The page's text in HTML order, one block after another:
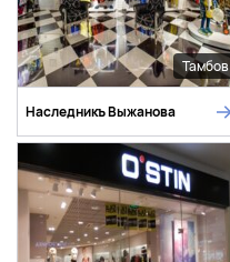
Тамбов
Наследникъ Выжанова